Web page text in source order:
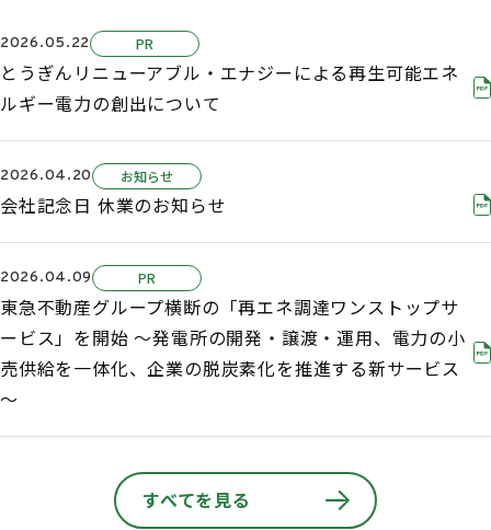
2026.05.22 PR
とうぎんリニューアブル・エナジーによる再生可能エネ
ルギー電力の創出について
2026.04.20 お知らせ
会社記念日 休業のお知らせ
2026.04.09 PR
東急不動産グループ横断の「再エネ調達ワンストップサ
ービス」を開始 ～発電所の開発・譲渡・運用、電力の小
売供給を一体化、企業の脱炭素化を推進する新サービス
～
すべてを見る